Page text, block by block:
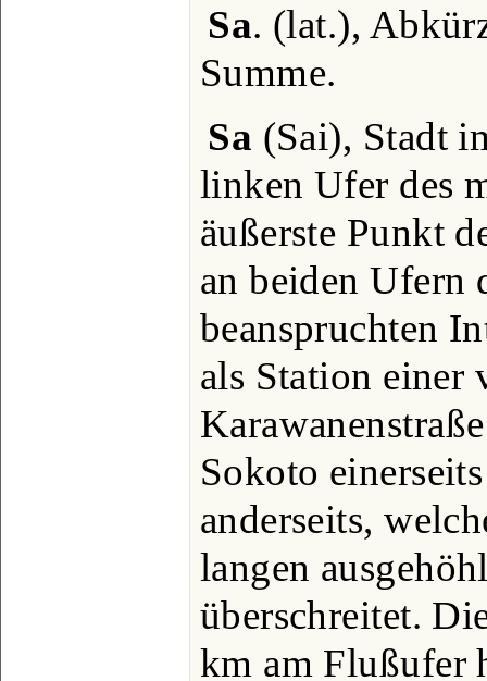
Sa. (lat.),
Summe.
Sa (Sai), Stadt
linken Ufer des
äußerste Punkt
an beiden Ufern
beanspruchten
als Station einer
Sokoto
anderseits,
langen
überschreitet.
km am Flußufer